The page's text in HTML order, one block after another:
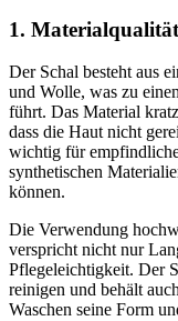
1. Materialqualität
Der Schal besteht aus
und Wolle, was zu
führt. Das Material
dass die Haut nicht
wichtig für
synthetischen
können.
Die Verwendung
verspricht nicht nur
Pflegeleichtigkeit. Der
reinigen und behält
Waschen seine Form